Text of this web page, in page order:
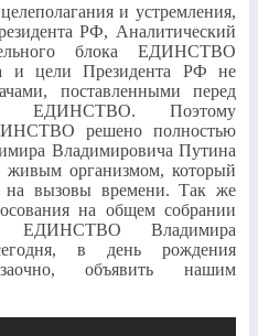
и устремления,
РФ, Аналитический
блока ЕДИНСТВО
и цели Президента РФ не
поставленными перед
ЕДИНСТВО. Поэтому
решено полностью
Владимировича Путина
живым организмом, который
на вызовы времени. Так же
на общем собрании
Владимира
в день рождения
объявить нашим